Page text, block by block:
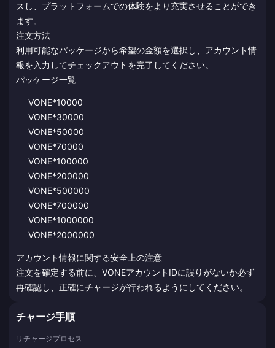
スし、プラットフォームでの体験をより充実させることができ
ます。
注文方法
利用可能なパッケージから希望の金額を選択し、アカウント情
報を入力してチェックアウトを完了してください。
パッケージ一覧
VONE*10000
VONE*30000
VONE*50000
VONE*70000
VONE*100000
VONE*200000
VONE*500000
VONE*700000
VONE*1000000
VONE*2000000
アカウント情報に関する安全上の注意
注文を確定する前に、VONEアカウントIDに誤りがないか必ず
再確認し、正確にチャージが行われるようにしてください。
チャージ手順
リチャージプロセス